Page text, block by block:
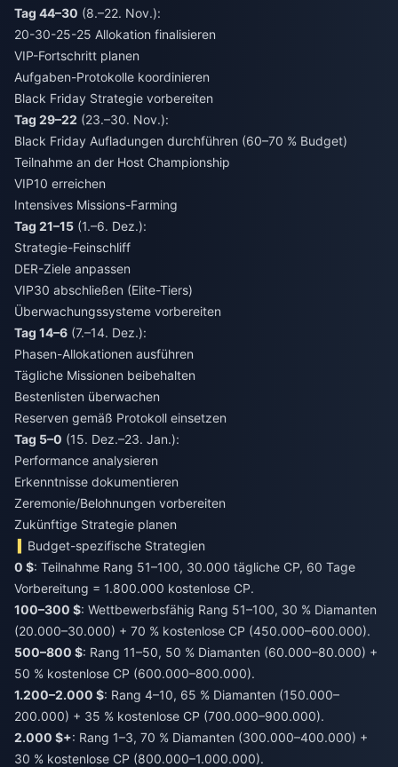
Tag 44–30 (8.–22. Nov.):
20-30-25-25 Allokation finalisieren
VIP-Fortschritt planen
Aufgaben-Protokolle koordinieren
Black Friday Strategie vorbereiten
Tag 29–22 (23.–30. Nov.):
Black Friday Aufladungen durchführen (60–70 % Budget)
Teilnahme an der Host Championship
VIP10 erreichen
Intensives Missions-Farming
Tag 21–15 (1.–6. Dez.):
Strategie-Feinschliff
DER-Ziele anpassen
VIP30 abschließen (Elite-Tiers)
Überwachungssysteme vorbereiten
Tag 14–6 (7.–14. Dez.):
Phasen-Allokationen ausführen
Tägliche Missionen beibehalten
Bestenlisten überwachen
Reserven gemäß Protokoll einsetzen
Tag 5–0 (15. Dez.–23. Jan.):
Performance analysieren
Erkenntnisse dokumentieren
Zeremonie/Belohnungen vorbereiten
Zukünftige Strategie planen
Budget-spezifische Strategien
0 $: Teilnahme Rang 51–100, 30.000 tägliche CP, 60 Tage
Vorbereitung = 1.800.000 kostenlose CP.
100–300 $: Wettbewerbsfähig Rang 51–100, 30 % Diamanten
(20.000–30.000) + 70 % kostenlose CP (450.000–600.000).
500–800 $: Rang 11–50, 50 % Diamanten (60.000–80.000) +
50 % kostenlose CP (600.000–800.000).
1.200–2.000 $: Rang 4–10, 65 % Diamanten (150.000–
200.000) + 35 % kostenlose CP (700.000–900.000).
2.000 $+: Rang 1–3, 70 % Diamanten (300.000–400.000) +
30 % kostenlose CP (800.000–1.000.000).